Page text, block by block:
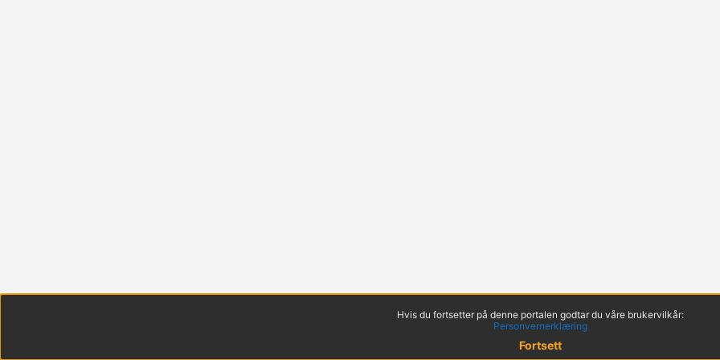
Hvis du fortsetter på denne portalen godtar du våre brukervilkår:
Personvernerklæring
Fortsett